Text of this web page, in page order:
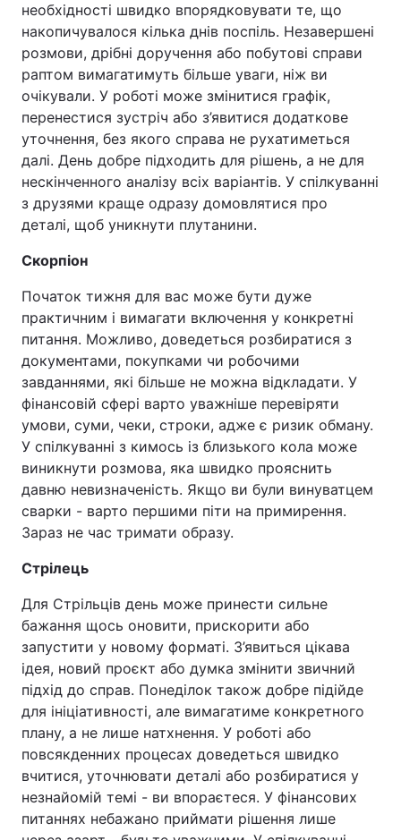
необхідності швидко впорядковувати те, що
накопичувалося кілька днів поспіль. Незавершені
розмови, дрібні доручення або побутові справи
раптом вимагатимуть більше уваги, ніж ви
очікували. У роботі може змінитися графік,
перенестися зустріч або з’явитися додаткове
уточнення, без якого справа не рухатиметься
далі. День добре підходить для рішень, а не для
нескінченного аналізу всіх варіантів. У спілкуванні
з друзями краще одразу домовлятися про
деталі, щоб уникнути плутанини.
Скорпіон
Початок тижня для вас може бути дуже
практичним і вимагати включення у конкретні
питання. Можливо, доведеться розбиратися з
документами, покупками чи робочими
завданнями, які більше не можна відкладати. У
фінансовій сфері варто уважніше перевіряти
умови, суми, чеки, строки, адже є ризик обману.
У спілкуванні з кимось із близького кола може
виникнути розмова, яка швидко прояснить
давню невизначеність. Якщо ви були винуватцем
сварки - варто першими піти на примирення.
Зараз не час тримати образу.
Стрілець
Для Стрільців день може принести сильне
бажання щось оновити, прискорити або
запустити у новому форматі. З’явиться цікава
ідея, новий проєкт або думка змінити звичний
підхід до справ. Понеділок також добре підійде
для ініціативності, але вимагатиме конкретного
плану, а не лише натхнення. У роботі або
повсякденних процесах доведеться швидко
вчитися, уточнювати деталі або розбиратися у
незнайомій темі - ви впораєтеся. У фінансових
питаннях небажано приймати рішення лише